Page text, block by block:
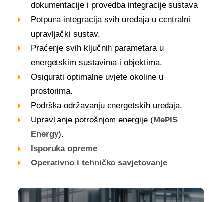
dokumentacije i provedba integracije sustava
Potpuna integracija svih uređaja u centralni
upravljački sustav.
Praćenje svih ključnih parametara u
energetskim sustavima i objektima.
Osigurati optimalne uvjete okoline u
prostorima.
Podrška održavanju energetskih uređaja.
Upravljanje potrošnjom energije (MePIS
Energy).
Isporuka opreme
Operativno i tehničko savjetovanje